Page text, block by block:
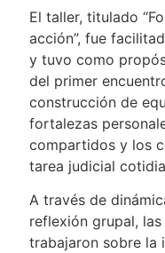
El taller, titulado
acción”, fue
y tuvo como
del primer
construcción de
fortalezas
compartidos y los
tarea judicial
A través de
reflexión grupal,
trabajaron sobre la